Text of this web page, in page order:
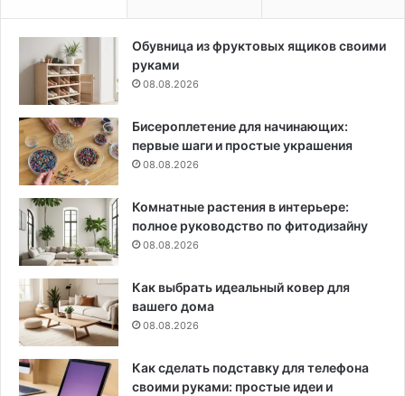
Обувница из фруктовых ящиков своими
руками
08.08.2026
Бисероплетение для начинающих:
первые шаги и простые украшения
08.08.2026
Комнатные растения в интерьере:
полное руководство по фитодизайну
08.08.2026
Как выбрать идеальный ковер для
вашего дома
08.08.2026
Как сделать подставку для телефона
своими руками: простые идеи и